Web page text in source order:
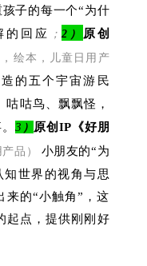
子的每一个“为什
的回应
； 2）
原创
绘本，儿童日用产
的五个宇宙游民
咕鸟、飘飘怪，
3 ） 原创IP《好朋
品）
小朋友的“为
世界的视角与思
来的“小触角”，这
起点，提供刚刚好